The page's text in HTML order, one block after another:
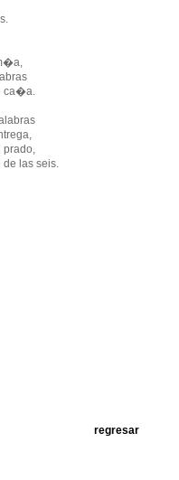
ca�a.
prado,
las seis.
regresar